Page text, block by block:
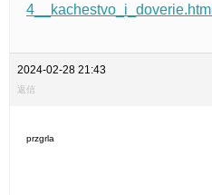
4__kachestvo_i_doverie.html
2024-02-28 21:43
返信
przgrla